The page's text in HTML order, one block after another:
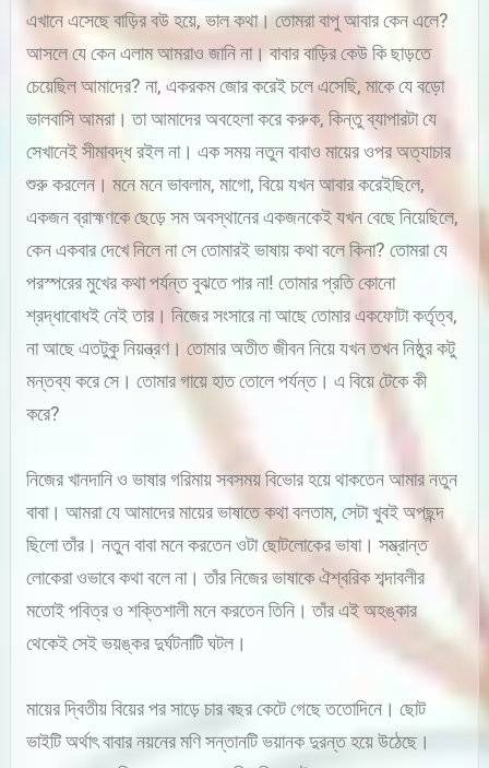
এখানে এসেছে বাড়ির বউ হয়ে, ভাল কথা। তোমরা বাপু আবার কেন এলে?
আসলে যে কেন এলাম আমরাও জানি না। বাবার বাড়ির কেউ কি ছাড়তে
চেয়েছিল আমাদের? না, একরকম জোর করেই চলে এসেছি, মাকে যে বড়ো
ভালবাসি আমরা। তা আমাদের অবহেলা করে করুক, কিন্তু ব্যাপারটা যে
সেখানেই সীমাবদ্ধ রইল না। এক সময় নতুন বাবাও মায়ের ওপর অত্যাচার
শুরু করলেন। মনে মনে ভাবলাম, মাগো, বিয়ে যখন আবার করেইছিলে,
একজন ব্রাহ্মণকে ছেড়ে সম অবস্থানের একজনকেই যখন বেছে নিয়েছিলে,
কেন একবার দেখে নিলে না সে তোমারই ভাষায় কথা বলে কিনা? তোমরা যে
পরস্পরের মুখের কথা পর্যন্ত বুঝতে পার না! তোমার প্রতি কোনো
শ্রদ্ধাবোধই নেই তার। নিজের সংসারে না আছে তোমার একফোটা কর্তৃত্ব,
না আছে এতটুকু নিয়ন্ত্রণ। তোমার অতীত জীবন নিয়ে যখন তখন নিষ্ঠুর কটু
মন্তব্য করে সে। তোমার গায়ে হাত তোলে পর্যন্ত। এ বিয়ে টেকে কী
করে?
নিজের খানদানি ও ভাষার গরিমায় সবসময় বিভোর হয়ে থাকতেন আমার নতুন
বাবা। আমরা যে আমাদের মায়ের ভাষাতে কথা বলতাম, সেটা খুবই অপছন্দ
ছিলো তাঁর। নতুন বাবা মনে করতেন ওটা ছোটলোকের ভাষা। সম্ভ্রান্ত
লোকেরা ওভাবে কথা বলে না। তাঁর নিজের ভাষাকে ঐশ্বরিক শব্দাবলীর
মতোই পবিত্র ও শক্তিশালী মনে করতেন তিনি। তাঁর এই অহঙ্কার
থেকেই সেই ভয়ঙ্কর দুর্ঘটনাটি ঘটল।
মায়ের দ্বিতীয় বিয়ের পর সাড়ে চার বছর কেটে গেছে ততোদিনে। ছোট
ভাইটি অর্থাৎ বাবার নয়নের মণি সন্তানটি ভয়ানক দুরন্ত হয়ে উঠেছে।